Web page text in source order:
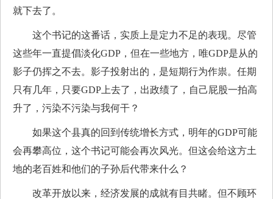
就下去了。
这个书记的这番话，实质上是定力不足的表现。尽管
这些年一直提倡淡化GDP，但在一些地方，唯GDP是从的
影子仍挥之不去。影子投射出的，是短期行为作祟。任期
只有几年，只要GDP上去了，出政绩了，自己屁股一拍高
升了，污染不污染与我何干？
如果这个县真的回到传统增长方式，明年的GDP可能
会再攀高位，这个书记可能会再次风光。但这会给这方土
地的老百姓和他们的子孙后代带来什么？
改革开放以来，经济发展的成就有目共睹。但不顾环